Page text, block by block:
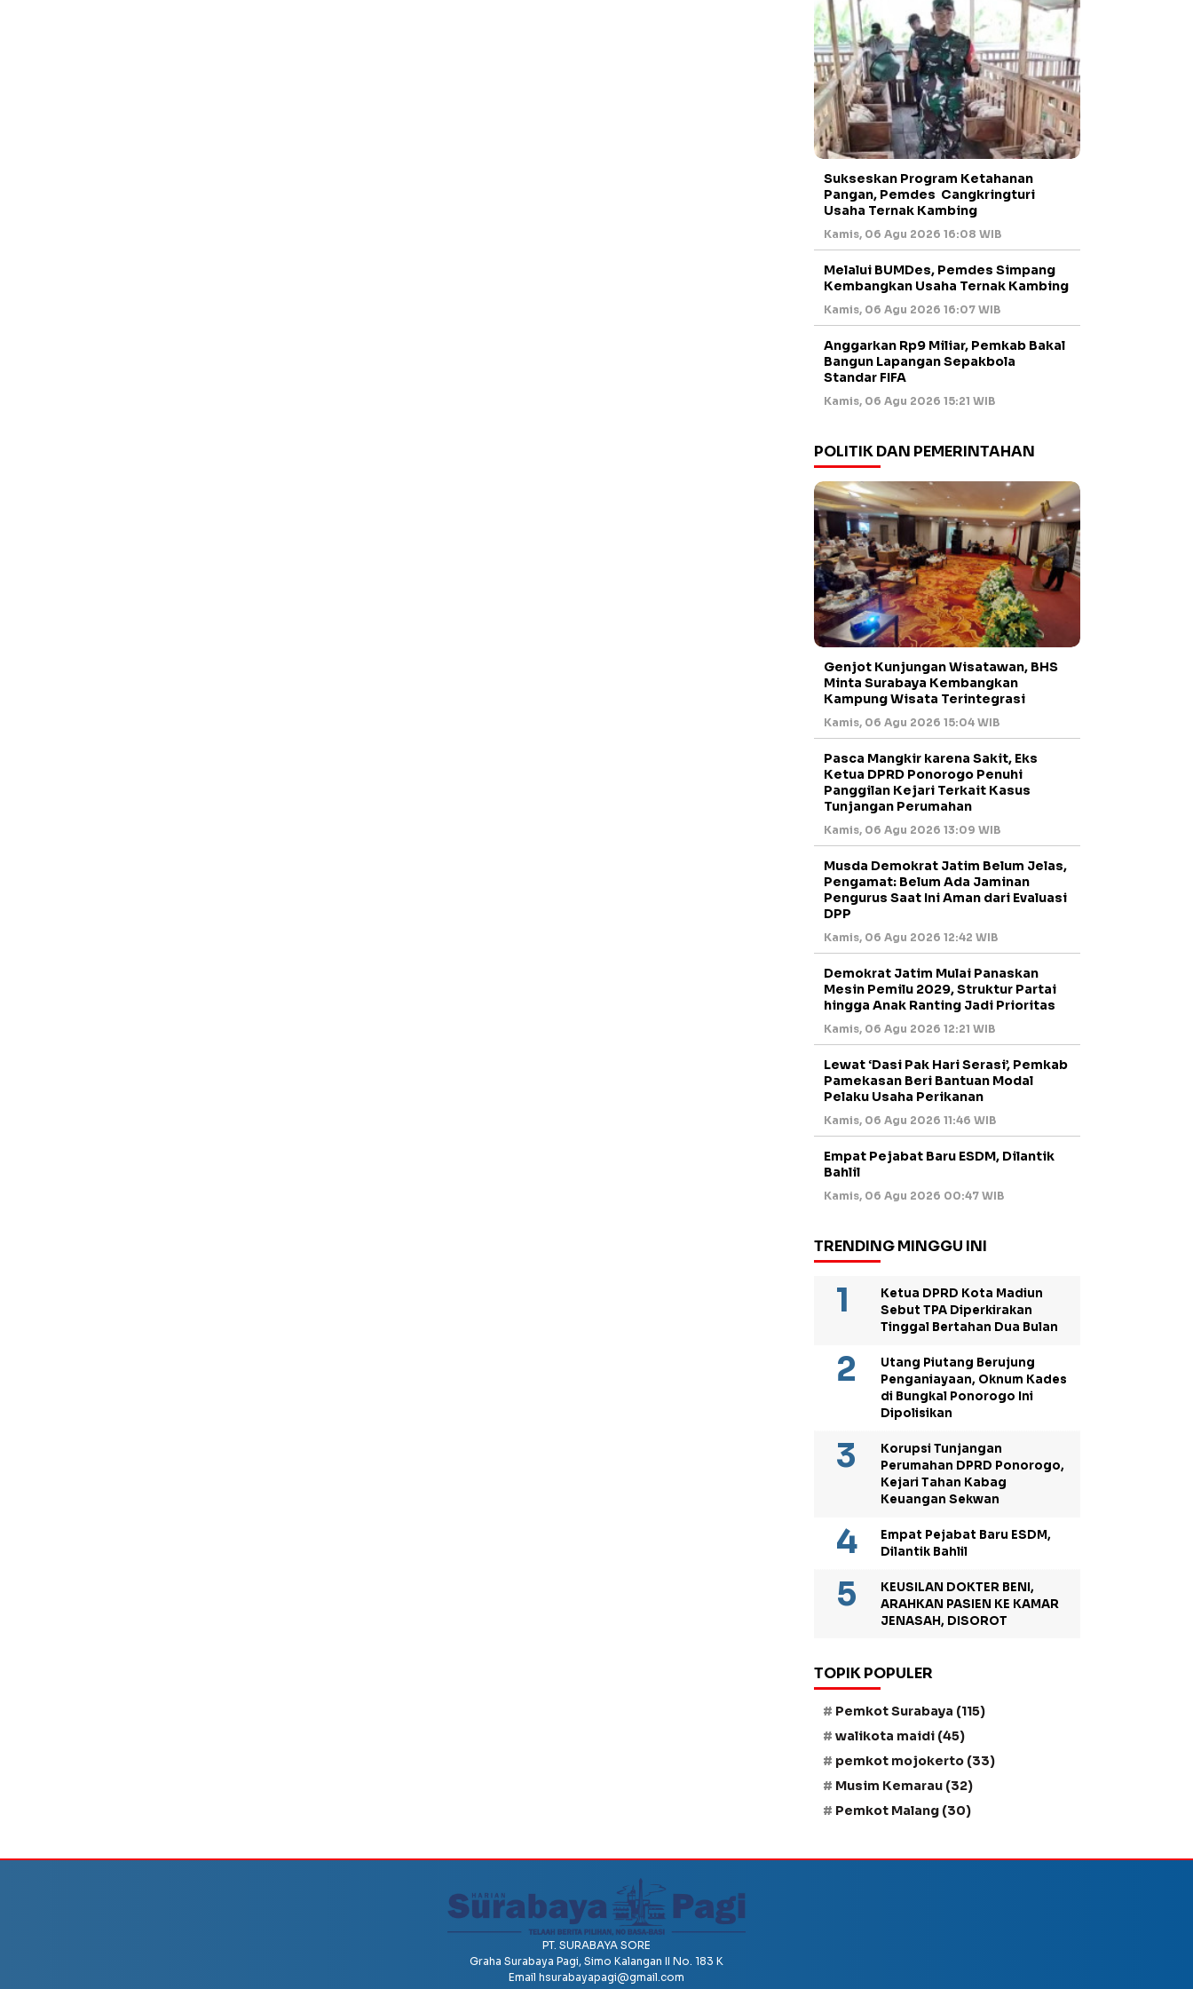
Sukseskan Program Ketahanan
Pangan, Pemdes Cangkringturi
Usaha Ternak Kambing
Kamis, 06 Agu 2026 16:08 WIB
Melalui BUMDes, Pemdes Simpang
Kembangkan Usaha Ternak Kambing
Kamis, 06 Agu 2026 16:07 WIB
Anggarkan Rp9 Miliar, Pemkab Bakal
Bangun Lapangan Sepakbola
Standar FIFA
Kamis, 06 Agu 2026 15:21 WIB
POLITIK DAN PEMERINTAHAN
Genjot Kunjungan Wisatawan, BHS
Minta Surabaya Kembangkan
Kampung Wisata Terintegrasi
Kamis, 06 Agu 2026 15:04 WIB
Pasca Mangkir karena Sakit, Eks
Ketua DPRD Ponorogo Penuhi
Panggilan Kejari Terkait Kasus
Tunjangan Perumahan
Kamis, 06 Agu 2026 13:09 WIB
Musda Demokrat Jatim Belum Jelas,
Pengamat: Belum Ada Jaminan
Pengurus Saat Ini Aman dari Evaluasi
DPP
Kamis, 06 Agu 2026 12:42 WIB
Demokrat Jatim Mulai Panaskan
Mesin Pemilu 2029, Struktur Partai
hingga Anak Ranting Jadi Prioritas
Kamis, 06 Agu 2026 12:21 WIB
Lewat ‘Dasi Pak Hari Serasi’, Pemkab
Pamekasan Beri Bantuan Modal
Pelaku Usaha Perikanan
Kamis, 06 Agu 2026 11:46 WIB
Empat Pejabat Baru ESDM, Dilantik
Bahlil
Kamis, 06 Agu 2026 00:47 WIB
TRENDING MINGGU INI
Ketua DPRD Kota Madiun
Sebut TPA Diperkirakan
Tinggal Bertahan Dua Bulan
Utang Piutang Berujung
Penganiayaan, Oknum Kades
di Bungkal Ponorogo Ini
Dipolisikan
Korupsi Tunjangan
Perumahan DPRD Ponorogo,
Kejari Tahan Kabag
Keuangan Sekwan
Empat Pejabat Baru ESDM,
Dilantik Bahlil
KEUSILAN DOKTER BENI,
ARAHKAN PASIEN KE KAMAR
JENASAH, DISOROT
TOPIK POPULER
Pemkot Surabaya (115)
walikota maidi (45)
pemkot mojokerto (33)
Musim Kemarau (32)
Pemkot Malang (30)
PT. SURABAYA SORE
Graha Surabaya Pagi, Simo Kalangan II No. 183 K
Email hsurabayapagi@gmail.com